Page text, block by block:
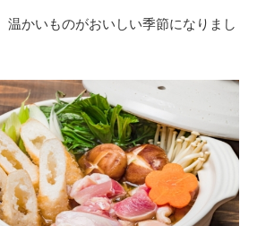
温かいものがおいしい季節になりまし